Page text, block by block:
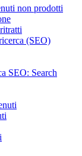
non prodotti
(SEO)
SEO: Search